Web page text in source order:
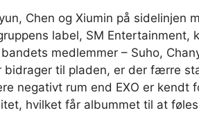
Chen og Xiumin på sidelinjen
label, SM Entertainment,
medlemmer – Suho,
bidrager til pladen, er der færre
negativt rum end EXO er kendt
hvilket får albummet til at